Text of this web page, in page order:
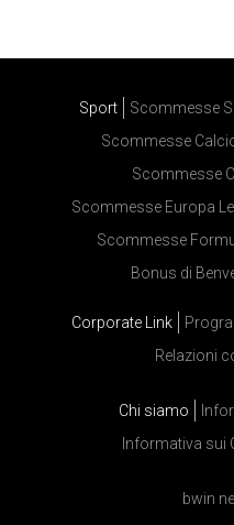
Sport Scommesse
Scommesse
Scommesse
Scommesse Europa
Scommesse
Bonus di
Corporate Link
Relazioni
Chi siamo
Informativa sui
bwin